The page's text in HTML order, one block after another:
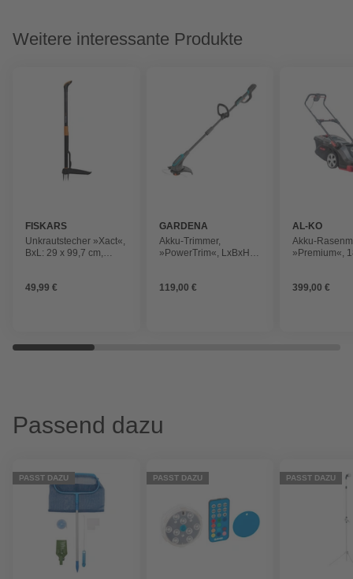
Weitere interessante Produkte
FISKARS
Unkrautstecher »Xact«,
BxL: 29 x 99,7 cm,
49,99 €
GARDENA
Akku-Trimmer,
»PowerTrim«, LxBxH:
119,00 €
AL-KO
Akku-
»Premium«,
399,00 €
Passend dazu
PASST DAZU PASST DAZU PASST DAZU